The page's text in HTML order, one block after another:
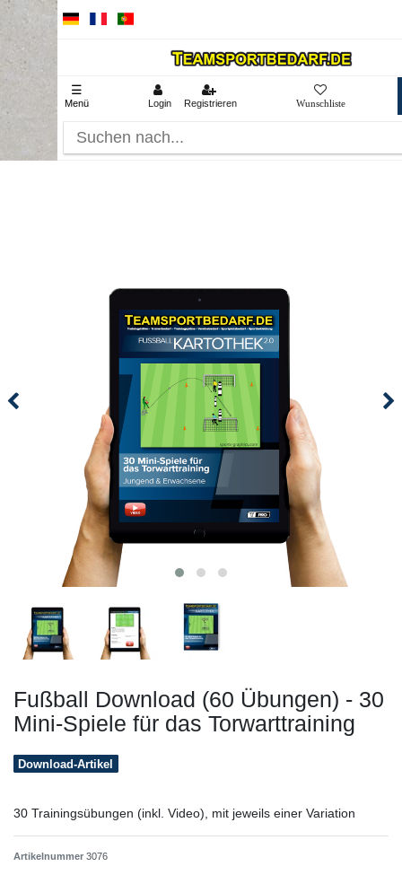
☰
Menü Login Registrieren
Fußball Download (60 Übungen) - 30
Mini-Spiele für das Torwarttraining
Download-Artikel
30 Trainingsübungen (inkl. Video), mit jeweils einer Variation
Artikelnummer 3076